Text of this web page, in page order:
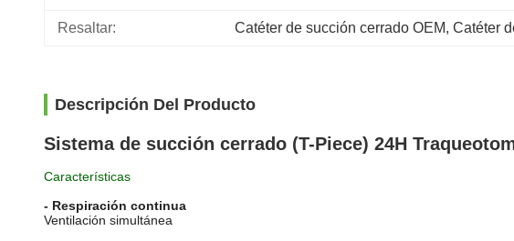
Resaltar: Catéter de succión cerrado OEM, Catéter
Descripción Del Producto
Sistema de succión cerrado (T-Piece) 24H
Características
- Respiración continua
Ventilación simultánea